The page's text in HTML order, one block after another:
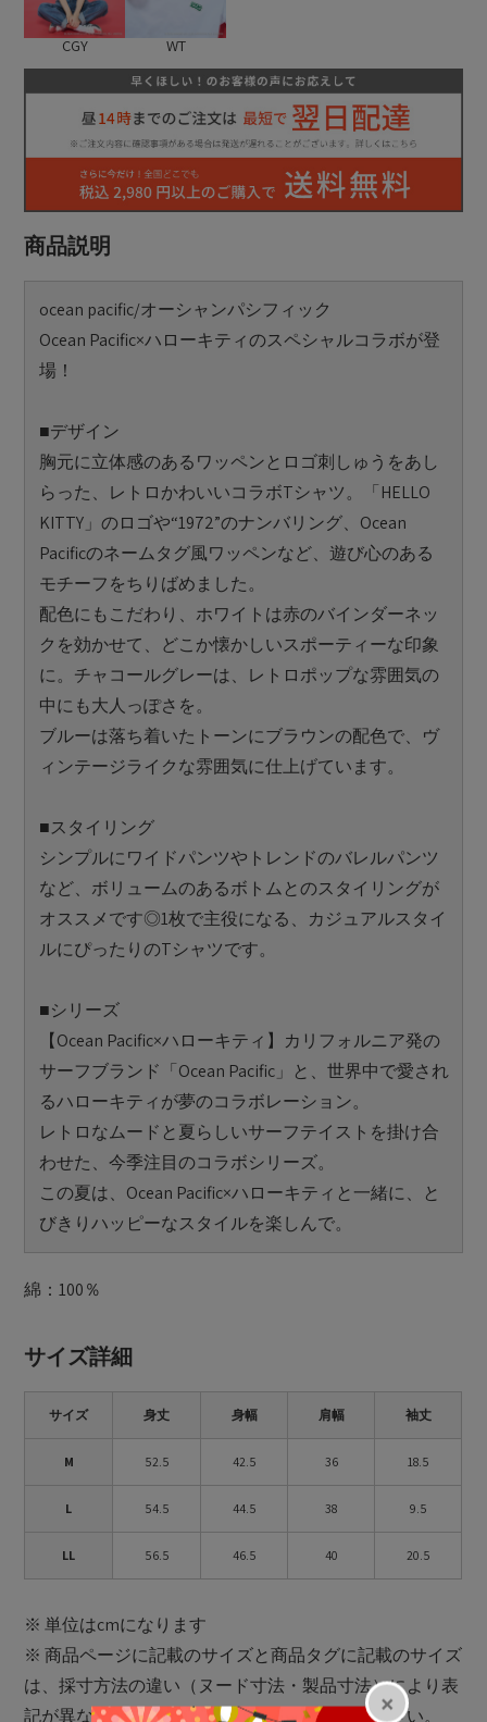
CGY WT
商品説明
ocean pacific/オーシャンパシフィック
Ocean Pacific×ハローキティのスペシャルコラボが登
場！
■デザイン
胸元に立体感のあるワッペンとロゴ刺しゅうをあし
らった、レトロかわいいコラボTシャツ。「HELLO
KITTY」のロゴや“1972”のナンバリング、Ocean
Pacificのネームタグ風ワッペンなど、遊び心のある
モチーフをちりばめました。
配色にもこだわり、ホワイトは赤のバインダーネッ
クを効かせて、どこか懐かしいスポーティーな印象
に。チャコールグレーは、レトロポップな雰囲気の
中にも大人っぽさを。
ブルーは落ち着いたトーンにブラウンの配色で、ヴ
ィンテージライクな雰囲気に仕上げています。
■スタイリング
シンプルにワイドパンツやトレンドのバレルパンツ
など、ボリュームのあるボトムとのスタイリングが
オススメです◎1枚で主役になる、カジュアルスタイ
ルにぴったりのTシャツです。
■シリーズ
【Ocean Pacific×ハローキティ】カリフォルニア発の
サーフブランド「Ocean Pacific」と、世界中で愛され
るハローキティが夢のコラボレーション。
レトロなムードと夏らしいサーフテイストを掛け合
わせた、今季注目のコラボシリーズ。
この夏は、Ocean Pacific×ハローキティと一緒に、と
びきりハッピーなスタイルを楽しんで。
綿：100％
サイズ詳細
サイズ 身丈 身幅 肩幅 袖丈
M 52.5 42.5 36 18.5
L 54.5 44.5 38 9.5
LL 56.5 46.5 40 20.5
※ 単位はcmになります
※ 商品ページに記載のサイズと商品タグに記載のサイズ
は、採寸方法の違い（ヌード寸法・製品寸法）により表
記が異なる場合がございますので予めご了承下さい。